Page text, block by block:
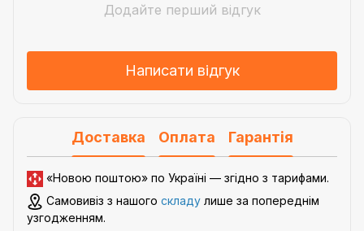
Додайте перший відгук
Написати відгук
Доставка Оплата Гарантія
«Новою поштою» по Україні — згідно з тарифами.
Самовивіз з нашого складу лише за попереднім
узгодженням.